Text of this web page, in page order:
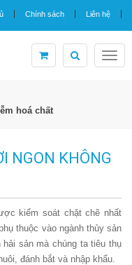
Chính sách Liên hệ
hoá chất
NGON KHÔNG
kiểm soát chặt chẽ nhất
thuộc vào ngành thủy sản
sản mà chúng ta tiêu thụ
đánh bắt và nhập khẩu.